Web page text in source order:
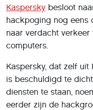
Kaspersky besloot
hackpoging nog eens
naar verdacht
computers.
Kaspersky, dat zelf uit
is beschuldigd te
diensten te staan,
eerder zijn de